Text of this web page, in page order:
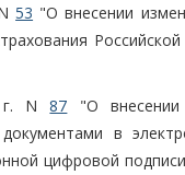
53 "О внесении
г. N87 "О
в
цифровой